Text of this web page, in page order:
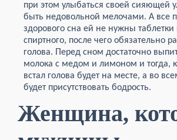
при этом улыбаться своей сияющей
быть недовольной мелочами. А все
здорового сна ей не нужны таблетки
спиртного, после чего обязательно
голова. Перед сном достаточно
молока с медом и лимоном и тогда,
встал голова будет на месте, а во
будет присутствовать бодрость.
Женщина,